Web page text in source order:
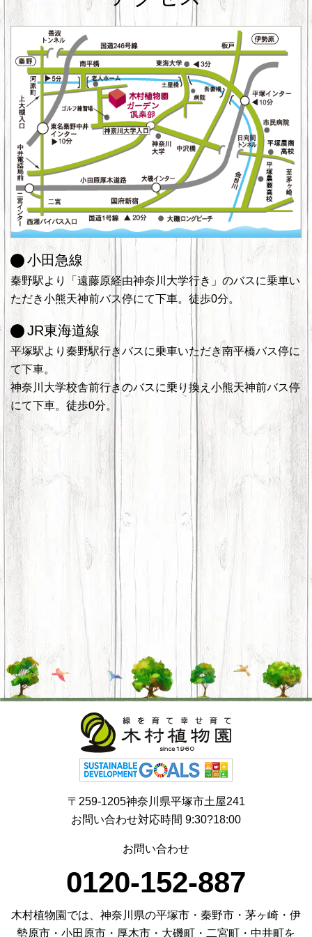
小田急線
秦野駅より「遠藤原経由神奈川大学行き」のバスに乗車い
ただき小熊天神前バス停にて下車。徒歩0分。
JR東海道線
平塚駅より秦野駅行きバスに乗車いただき南平橋バス停に
て下車。
神奈川大学校舎前行きのバスに乗り換え小熊天神前バス停
にて下車。徒歩0分。
〒259-1205神奈川県平塚市土屋241
お問い合わせ対応時間 9:30?18:00
お問い合わせ
0120-152-887
木村植物園では、神奈川県の平塚市・秦野市・茅ヶ崎・伊
勢原市・小田原市・厚木市・大磯町・二宮町・中井町を